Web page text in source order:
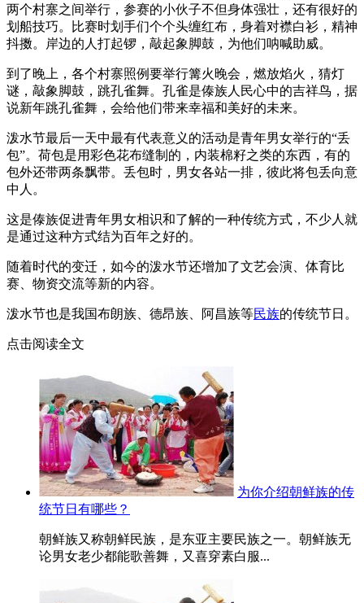
两个村寨之间举行，参赛的小伙子不但身体强壮，还有很好的
划船技巧。比赛时划手们个个头缠红布，身着对襟白衫，精神
抖擞。岸边的人打起锣，敲起象脚鼓，为他们呐喊助威。
到了晚上，各个村寨照例要举行篝火晚会，燃放焰火，猜灯
谜，敲象脚鼓，跳孔雀舞。孔雀是傣族人民心中的吉祥鸟，据
说新年跳孔雀舞，会给他们带来幸福和美好的未来。
泼水节最后一天中最有代表意义的活动是青年男女举行的“丢
包”。荷包是用彩色花布缝制的，内装棉籽之类的东西，有的
包外还带两条飘带。丢包时，男女各站一排，彼此将包丢向意
中人。
这是傣族促进青年男女相识和了解的一种传统方式，不少人就
是通过这种方式结为百年之好的。
随着时代的变迁，如今的泼水节还增加了文艺会演、体育比
赛、物资交流等新的内容。
泼水节也是我国布朗族、德昂族、阿昌族等民族的传统节日。
点击阅读全文
为你介绍朝鲜族的传
统节日有哪些？
朝鲜族又称朝鲜民族，是东亚主要民族之一。朝鲜族无
论男女老少都能歌善舞，又喜穿素白服...